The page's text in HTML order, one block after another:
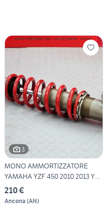
3
MONO AMMORTIZZATORE
YAMAHA YZF 450 2010 2013 YZ-
F
210 €
Ancona (AN)